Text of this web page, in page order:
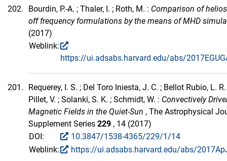
202. Bourdin, P.-A. ; Thaler, I. ; Roth, M. : Comparison of
off frequency formulations by the means of MHD
(2017)
Weblink:
https://ui.adsabs.harvard.edu/abs/
201.
Requerey, I. S. ; Del Toro Iniesta, J. C. ; Bellot Rubio, L.
Pillet, V. ; Solanki, S. K. ; Schmidt, W. : Convectively
Magnetic Fields in the Quiet-Sun , The Astrophysical
Supplement Series 229 , 14 (2017)
DOI:
10.3847/1538-4365/229/1/14
Weblink:
https://ui.adsabs.harvard.edu/abs/